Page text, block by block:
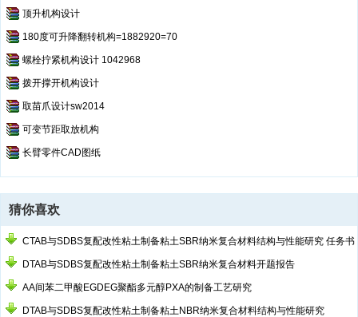
顶升机构设计
180度可升降翻转机构=1882920=70
螺栓拧紧机构设计 1042968
拨开撑开机构设计
取苗爪设计sw2014
可变节距取放机构
长臂零件CAD图纸
猜你喜欢
CTAB与SDBS复配改性粘土制备粘土SBR纳米复合材料结构与性能研究 任务书
DTAB与SDBS复配改性粘土制备粘土SBR纳米复合材料开题报告
AA间苯二甲酸EGDEG聚酯多元醇PXA的制备工艺研究
DTAB与SDBS复配改性粘土制备粘土NBR纳米复合材料结构与性能研究